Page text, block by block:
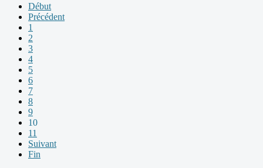
Début
Précédent
1
2
3
4
5
6
7
8
9
10
11
Suivant
Fin